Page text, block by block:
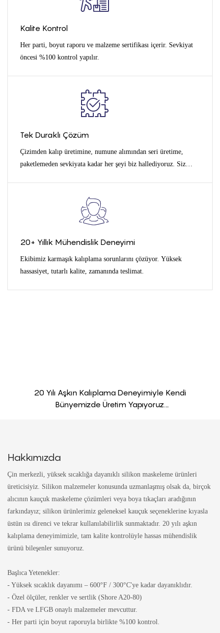
Kalite Kontrol
Her parti, boyut raporu ve malzeme sertifikası içerir. Sevkiyat
öncesi %100 kontrol yapılır.
Tek Duraklı Çözüm
Çizimden kalıp üretimine, numune alımından seri üretime,
paketlemeden sevkiyata kadar her şeyi biz hallediyoruz. Siz
20+ Yıllık Mühendislik Deneyimi
Ekibimiz karmaşık kalıplama sorunlarını çözüyor. Yüksek
hassasiyet, tutarlı kalite, zamanında teslimat.
20 Yılı Aşkın Kalıplama Deneyimiyle Kendi
Bünyemizde Üretim Yapıyoruz.
Hakkımızda
Çin merkezli, yüksek sıcaklığa dayanıklı silikon maskeleme ürünleri
üreticisiyiz. Silikon malzemeler konusunda uzmanlaşmış olsak da, birçok
alıcının kauçuk maskeleme çözümleri veya boya tıkaçları aradığının
farkındayız; silikon ürünlerimiz geleneksel kauçuk seçeneklerine kıyasla
üstün ısı direnci ve tekrar kullanılabilirlik sunmaktadır. 20 yılı aşkın
kalıplama deneyimimizle, tam kalite kontrolüyle hassas mühendislik
ürünü bileşenler sunuyoruz.
Başlıca Yetenekler:
- Yüksek sıcaklık dayanımı – 600°F / 300°C'ye kadar dayanıklıdır.
- Özel ölçüler, renkler ve sertlik (Shore A20-80)
- FDA ve LFGB onaylı malzemeler mevcuttur.
- Her parti için boyut raporuyla birlikte %100 kontrol.